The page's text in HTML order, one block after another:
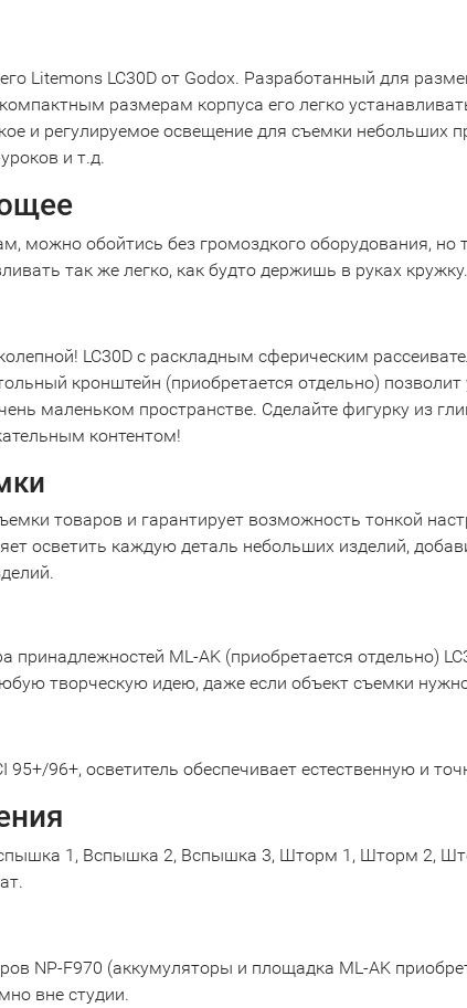
Litemons LC30D от Godox. Разработанный для
размерам корпуса его легко
и регулируемое освещение для съемки небольших
и т.д.
обойтись без громоздкого оборудования, но
так же легко, как будто держишь в руках кружку.
LC30D с раскладным сферическим
кронштейн (приобретается отдельно)
маленьком пространстве. Сделайте фигурку из
контентом!
товаров и гарантирует возможность тонкой
осветить каждую деталь небольших изделий,
ML-AK (приобретается отдельно)
творческую идею, даже если объект съемки
96+, осветитель обеспечивает естественную и
1, Вспышка 2, Вспышка 3, Шторм 1, Шторм 2,
NP-F970 (аккумуляторы и площадка ML-AK
вне студии.